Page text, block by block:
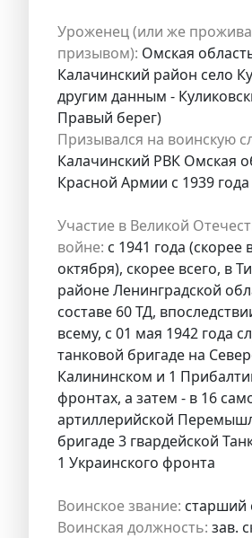
Уроженец (или же
призывом): Омская
Калачинский район село
другим данным -
Правый берег)
Призывался на воинскую
Калачинский РВК Омская
Красной Армии с 1939 года
Участие в Великой
войне: с 1941 года (скорее
октября), скорее всего, в
районе Ленинградской
составе 60 ТД,
всему, с 01 мая 1942 года
танковой бригаде на
Калининском и 1
фронтах, а затем - в 16
артиллерийской
бригаде 3 гвардейской
1 Украинского фронта
Воинское звание: старший
Воинская должность: зав.